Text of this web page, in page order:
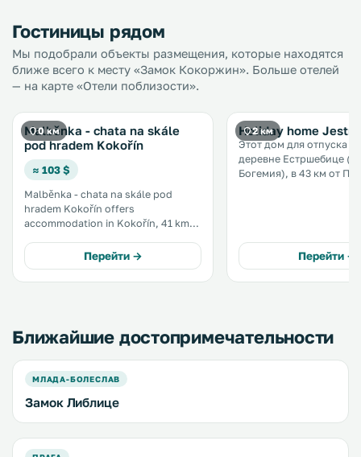
Гостиницы рядом
Мы подобрали объекты размещения, которые находятся
ближе всего к месту «Замок Кокоржин». Больше отелей
— на карте «Отели поблизости».
0 км
Malběnka - chata na skále
pod hradem Kokořín
≈ 103 $
Malběnka - chata na skále pod
hradem Kokořín offers
accommodation in Kokořín, 41 km
Ústí nad Labem and free private
parking is provided. Free WiFi is
Перейти →
2 км
Holiday home
Этот дом для отпуска
деревне Естршебице
Богемия), в 43 км от
удобств — собственная
Перейти →
Ближайшие достопримечательности
МЛАДА-БОЛЕСЛАВ
Замок Либлице